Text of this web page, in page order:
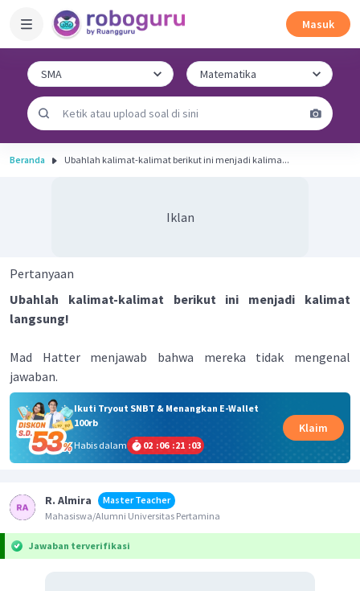
Masuk
Beranda Ubahlah kalimat-kalimat berikut ini menjadi kalima...
Iklan
Pertanyaan
Ubahlah kalimat-kalimat berikut ini menjadi kalimat
langsung!
Mad Hatter menjawab bahwa mereka tidak mengenal
jawaban.
Ikuti Tryout SNBT & Menangkan E-Wallet
100rb
Habis dalam
02 :06 :21 :03
Klaim
R. Almira
Master Teacher
Mahasiswa/Alumni Universitas Pertamina
Jawaban terverifikasi